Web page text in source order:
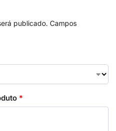
publicado. Campos
*